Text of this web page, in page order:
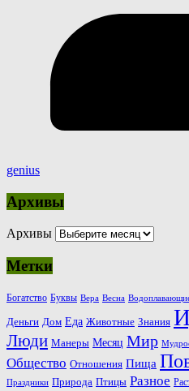
genius
Архивы
Архивы
Метки
Богатство Буквы Вера Весна
Деньги Дом Еда Животные Знания
Люди Манеры Месяц Мир
Общество Отношения Пища
Праздники Природа Птицы Разное